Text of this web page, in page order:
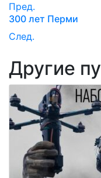
Пред.
300 лет Перми
След.
Другие